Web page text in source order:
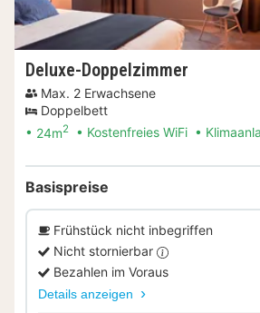
Deluxe-Doppelzimmer
Max. 2 Erwachsene
Doppelbett
24m2 Kostenfreies WiFi
Basispreise
Frühstück nicht inbegriffen
Nicht stornierbar
Bezahlen im Voraus
Details anzeigen